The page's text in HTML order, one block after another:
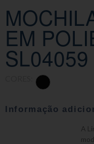
EM
SL04059
Informação
A